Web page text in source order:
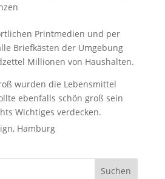
Printmedien und per
Briefkästen der Umgebung
Millionen von Haushalten.
wurden die Lebensmittel
ebenfalls schön groß sein
Wichtiges verdecken.